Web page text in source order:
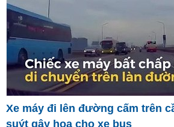
Xe máy đi lên đường cấm trên
suýt gây họa cho xe bus